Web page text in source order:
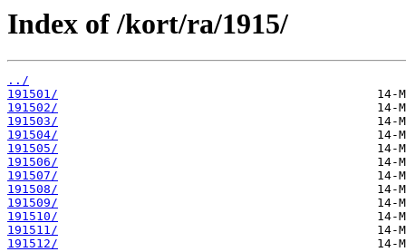
Index of /kort/ra/1915/
../
191501/
191502/
191503/
191504/
191505/
191506/
191507/
191508/
191509/
191510/
191511/
191512/